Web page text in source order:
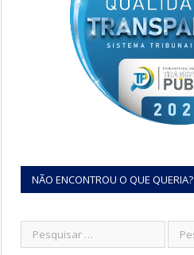
NÃO ENCONTROU O QUE QUERIA?